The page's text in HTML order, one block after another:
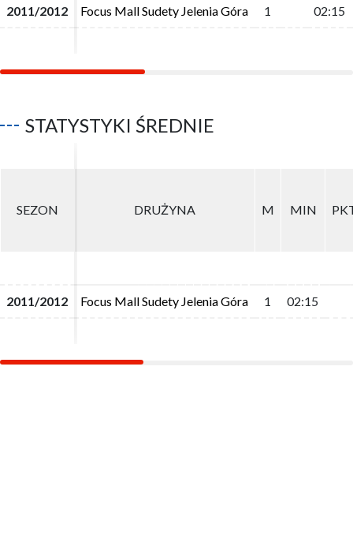
2011/2012 Focus Mall Sudety Jelenia Góra 1 02:15
2011/2012 Focus Mall Sudety Jelenia Góra 1 02:15
STATYSTYKI ŚREDNIE
SEZON DRUŻYNA M MIN
2011/2012 Focus Mall Sudety Jelenia Góra 1 02:15
SEZON DRUŻYNA M MIN
2011/2012 Focus Mall Sudety Jelenia Góra 1 02:15